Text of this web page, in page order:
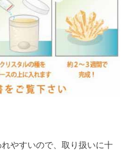
やすいので、取り扱いに十